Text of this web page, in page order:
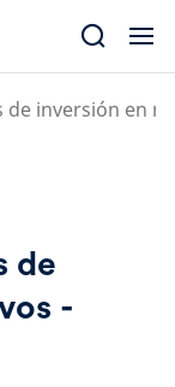
inversión en
de
-